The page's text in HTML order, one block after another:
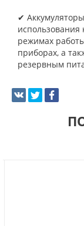
✔
использования
режимах
приборах, а
резервным